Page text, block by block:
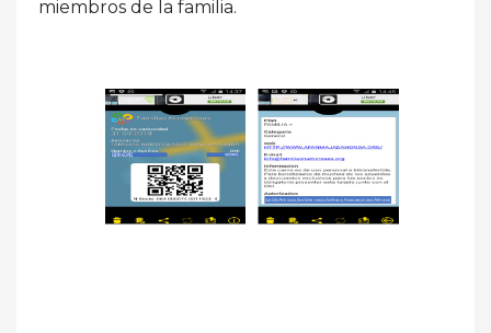
miembros de la familia.